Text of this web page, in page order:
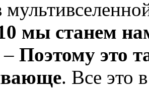
мы станем
– Поэтому это
. Все это